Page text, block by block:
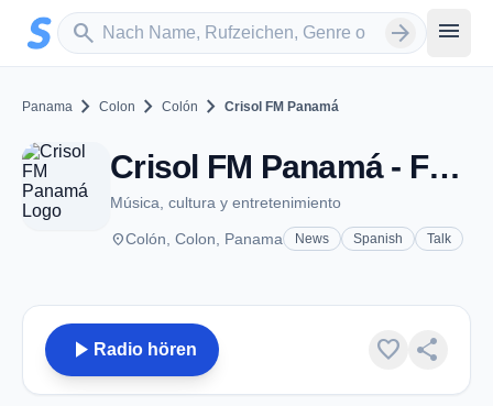
Zum Hauptinhalt springen
search
Sender suchen arrow_forward menu
Panama chevron_right Colon chevron_right Colón chevron_right Crisol FM Panamá
Crisol FM Panamá - FM 91.5 - Colón
Música, cultura y entretenimiento
placeColón, Colon, Panama News Spanish Talk
play_arrow Radio hören favorite share